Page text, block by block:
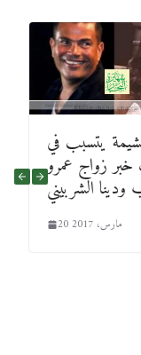
هشيمة يتسبب في
خبر زواج عمرو
ودينا الشربيني
20 مارس، 2017